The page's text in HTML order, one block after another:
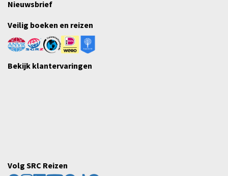
Nieuwsbrief
Veilig boeken en reizen
Bekijk klantervaringen
Volg SRC Reizen